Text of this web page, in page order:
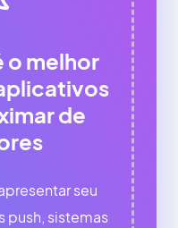
o melhor
de
seu
push, sistemas